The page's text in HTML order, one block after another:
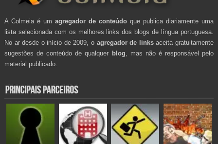
A Colmeia é um agregador de conteúdo que publica diariamente uma
lista selecionada com os melhores links dos blogs de língua portuguesa.
No ar desde o início de 2009, o agregador de linksaceita gratuitamente
sugestões de conteúdo de qualquer blog , mas não é responsável pelo
material publicado.